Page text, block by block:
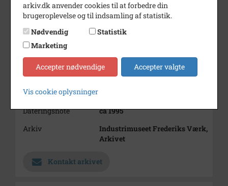
Nummer
F24
Type
Film og lyd
Periode
Dateringsnote
ca 1995
Arkiv
Industrimuseet Frederiks Værk,
Arkivet
Kontakt arkivet
arkiv.dk anvender cookies til at forbedre din
brugeroplevelse og til indsamling af statistik.
Nødvendig
Statistik
Marketing
Accepter nødvendige Accepter valgte
Vis cookie oplysninger